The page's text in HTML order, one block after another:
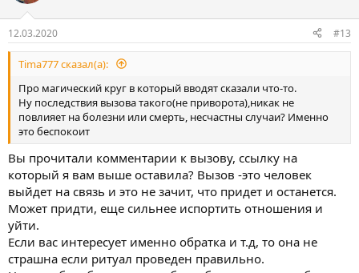
12.03.2020 #13
Tima777 сказал(а):
Про магический круг в который вводят сказали что-то.
Ну последствия вызова такого(не приворота),никак не
повлияет на болезни или смерть, несчастны случаи? Именно
это беспокоит
Вы прочитали комментарии к вызову, ссылку на
который я вам выше оставила? Вызов -это человек
выйдет на связь и это не зачит, что придет и останется.
Может придти, еще сильнее испортить отношения и
уйти.
Если вас интересует именно обратка и т.д, то она не
страшна если ритуал проведен правильно.